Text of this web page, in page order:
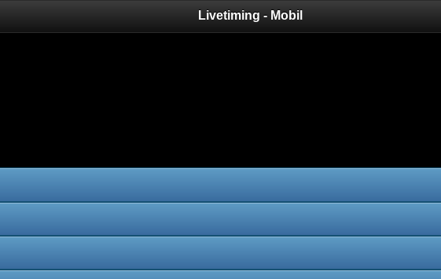
Livetiming - Mobil